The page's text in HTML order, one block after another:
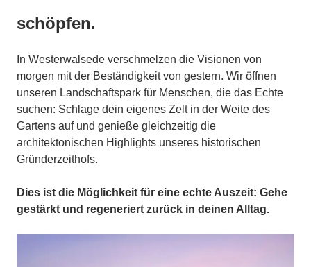
schöpfen.
In Westerwalsede verschmelzen die Visionen von
morgen mit der Beständigkeit von gestern. Wir öffnen
unseren Landschaftspark für Menschen, die das Echte
suchen: Schlage dein eigenes Zelt in der Weite des
Gartens auf und genieße gleichzeitig die
architektonischen Highlights unseres historischen
Gründerzeithofs.
Dies ist die Möglichkeit für eine echte Auszeit: Gehe
gestärkt und regeneriert zurück in deinen Alltag.